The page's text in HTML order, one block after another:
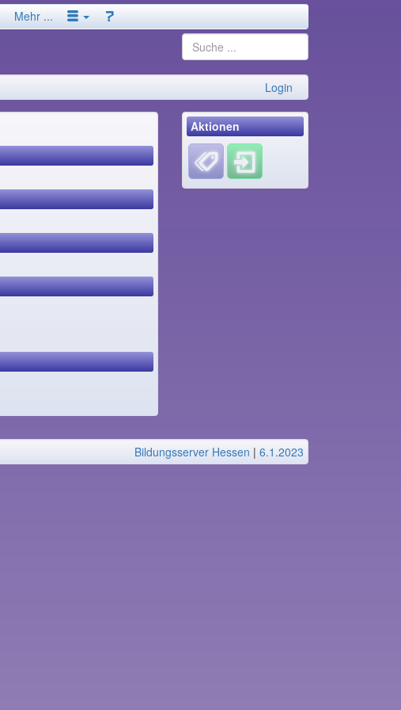
Mehr ...
Login
Aktionen
Bildungsserver Hessen | 6.1.2023